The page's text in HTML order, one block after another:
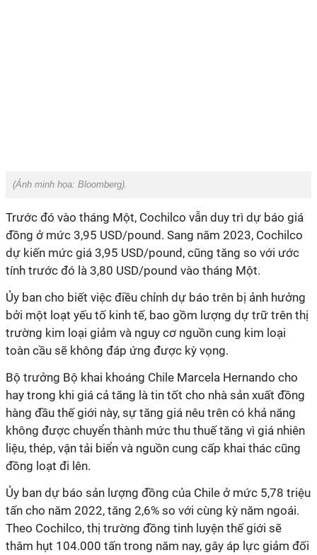
(Ảnh minh họa: Bloomberg).
Trước đó vào tháng Một, Cochilco vẫn duy trì dự báo giá
đồng ở mức 3,95 USD/pound. Sang năm 2023, Cochilco
dự kiến mức giá 3,95 USD/pound, cũng tăng so với ước
tính trước đó là 3,80 USD/pound vào tháng Một.
Ủy ban cho biết việc điều chỉnh dự báo trên bị ảnh hưởng
bởi một loạt yếu tố kinh tế, bao gồm lượng dự trữ trên thị
trường kim loại giảm và nguy cơ nguồn cung kim loại
toàn cầu sẽ không đáp ứng được kỳ vọng.
Bộ trưởng Bộ khai khoáng Chile Marcela Hernando cho
hay trong khi giá cả tăng là tin tốt cho nhà sản xuất đồng
hàng đầu thế giới này, sự tăng giá nêu trên có khả năng
không được chuyển thành mức thu thuế tăng vì giá nhiên
liệu, thép, vận tải biển và nguồn cung cấp khai thác cũng
đồng loạt đi lên.
Ủy ban dự báo sản lượng đồng của Chile ở mức 5,78 triệu
tấn cho năm 2022, tăng 2,6% so với cùng kỳ năm ngoái.
Theo Cochilco, thị trường đồng tinh luyện thế giới sẽ
thâm hụt 104.000 tấn trong năm nay, gây áp lực giảm đối